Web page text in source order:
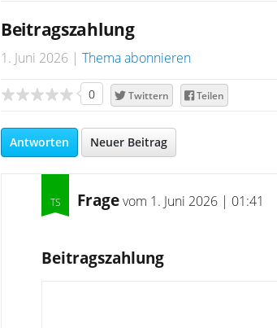
Beitragszahlung
1. Juni 2026 Thema abonnieren
0 Twittern Teilen
Antworten Neuer Beitrag
Fragevom 1. Juni 2026 | 01:41
Beitragszahlung